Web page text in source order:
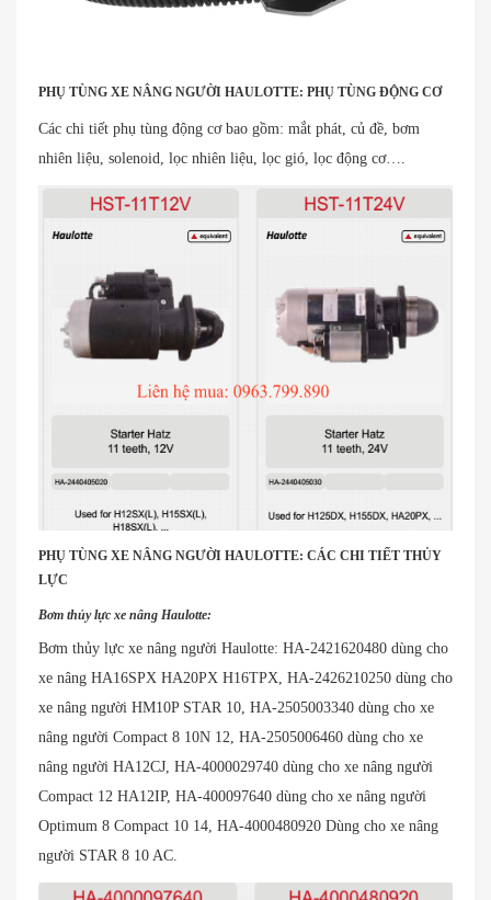
PHỤ TÙNG XE NÂNG NGƯỜI HAULOTTE: PHỤ TÙNG ĐỘNG CƠ
Các chi tiết phụ tùng động cơ bao gồm: mắt phát, củ đề, bơm
nhiên liệu, solenoid, lọc nhiên liệu, lọc gió, lọc động cơ….
PHỤ TÙNG XE NÂNG NGƯỜI HAULOTTE: CÁC CHI TIẾT THỦY
LỰC
Bơm thủy lực xe nâng Haulotte:
Bơm thủy lực xe nâng người Haulotte: HA-2421620480 dùng cho
xe nâng HA16SPX HA20PX H16TPX, HA-2426210250 dùng cho
xe nâng người HM10P STAR 10, HA-2505003340 dùng cho xe
nâng người Compact 8 10N 12, HA-2505006460 dùng cho xe
nâng người HA12CJ, HA-4000029740 dùng cho xe nâng người
Compact 12 HA12IP, HA-400097640 dùng cho xe nâng người
Optimum 8 Compact 10 14, HA-4000480920 Dùng cho xe nâng
người STAR 8 10 AC.